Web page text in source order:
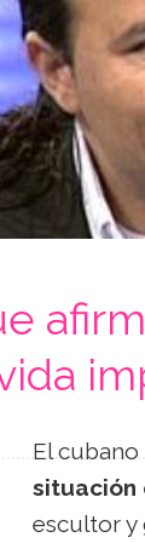
El cubano
situación
escultor y